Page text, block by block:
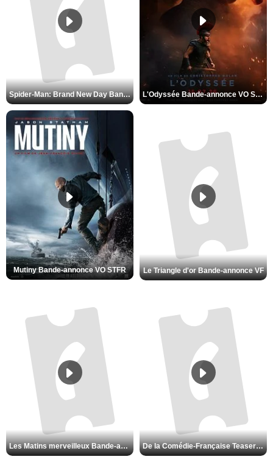
Spider-Man: Brand New Day Bande-annonce VO STFR L'Odyssée Bande-annonce VO STFR
Mutiny Bande-annonce VO STFR Le Triangle d'or Bande-annonce VF
Les Matins merveilleux Bande-annonce VF De la Comédie-Française Teaser VF